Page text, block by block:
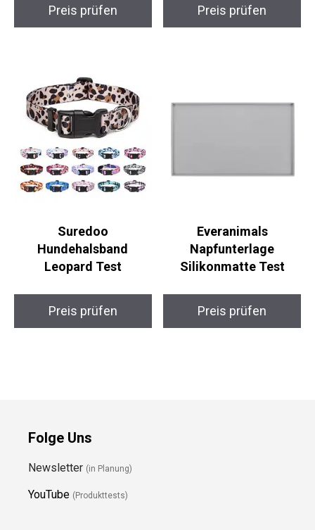
Preis prüfen Preis prüfen
Suredoo
Hundehalsband
Leopard Test
Preis prüfen
Everanimals
Napfunterlage
Silikonmatte Test
Preis prüfen
Folge Uns
Newsletter (in Planung)
YouTube (Produkttests)